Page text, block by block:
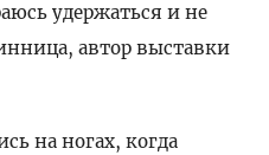
удержаться и не
автор выставки
на ногах, когда